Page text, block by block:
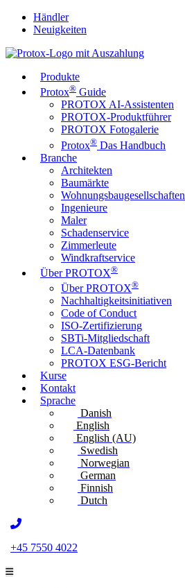
Händler
Neuigkeiten
Produkte
Protox® Guide
PROTOX AI-Assistenten
PROTOX-Produktführer
PROTOX Fotogalerie
Protox® Das Handbuch
Branche
Architekten
Baumärkte
Wohnungsbaugesellschaften
Ingenieure
Maler
Schadenservice
Zimmerleute
Windkraftservice
Über PROTOX®
Über PROTOX®
Nachhaltigkeitsinitiativen
Code of Conduct
ISO-Zertifizierung
SBTi-Mitgliedschaft
LCA-Datenbank
PROTOX ESG-Bericht
Kurse
Kontakt
Sprache
Danish
English
English (AU)
Swedish
Norwegian
German
Finnish
Dutch
+45 7550 4022